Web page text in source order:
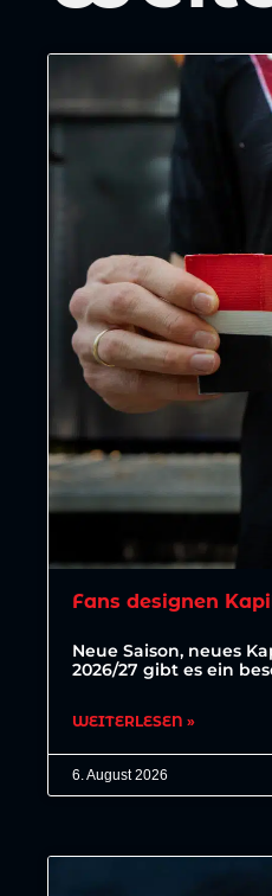
Fans designen
Neue Saison, neues
2026/27 gibt es ein
WEITERLESEN »
6. August 2026